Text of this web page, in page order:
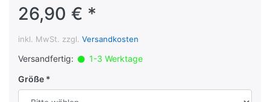
26,90 € *
inkl. MwSt. zzgl. Versandkosten
Versandfertig:
1-3 Werktage
Größe